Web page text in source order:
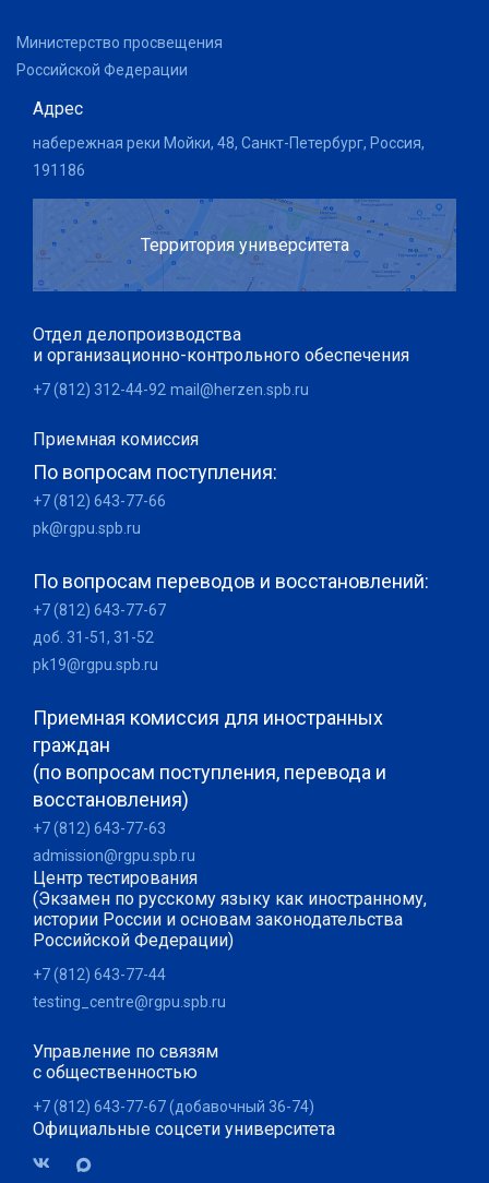
Министерство просвещения
Российской Федерации
Адрес
набережная реки Мойки, 48, Санкт-Петербург, Россия,
191186
Территория университета
Отдел делопроизводства
и организационно-контрольного обеспечения
+7 (812) 312-44-92 mail@herzen.spb.ru
Приемная комиссия
По вопросам поступления:
+7 (812) 643-77-66
pk@rgpu.spb.ru
По вопросам переводов и восстановлений:
+7 (812) 643-77-67
доб. 31-51, 31-52
pk19@rgpu.spb.ru
Приемная комиссия для иностранных
граждан
(по вопросам поступления, перевода и
восстановления)
+7 (812) 643-77-63
admission@rgpu.spb.ru
Центр тестирования
(Экзамен по русскому языку как иностранному,
истории России и основам законодательства
Российской Федерации)
+7 (812) 643-77-44
testing_centre@rgpu.spb.ru
Управление по связям
с общественностью
+7 (812) 643-77-67 (добавочный 36-74)
Официальные соцсети университета